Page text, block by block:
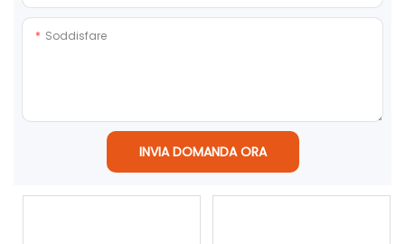
Soddisfare
INVIA DOMANDA ORA